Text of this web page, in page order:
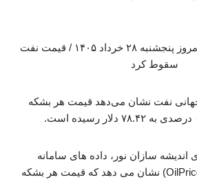
جهانی نفت نشان می‌دهد قیمت هر بشکه
اندیشه سازان نور، داده های سامانه
تحلیلی «اویل پرایس» (OilPrice) نشان می دهد که قیمت هر بشکه